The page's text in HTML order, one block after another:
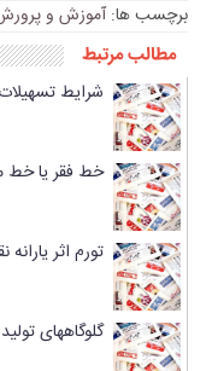
برچسب ها:آموزش و
مطالب مرتبط
شرایط
خط فقر یا خط
تورم اثر
گلوگاههای